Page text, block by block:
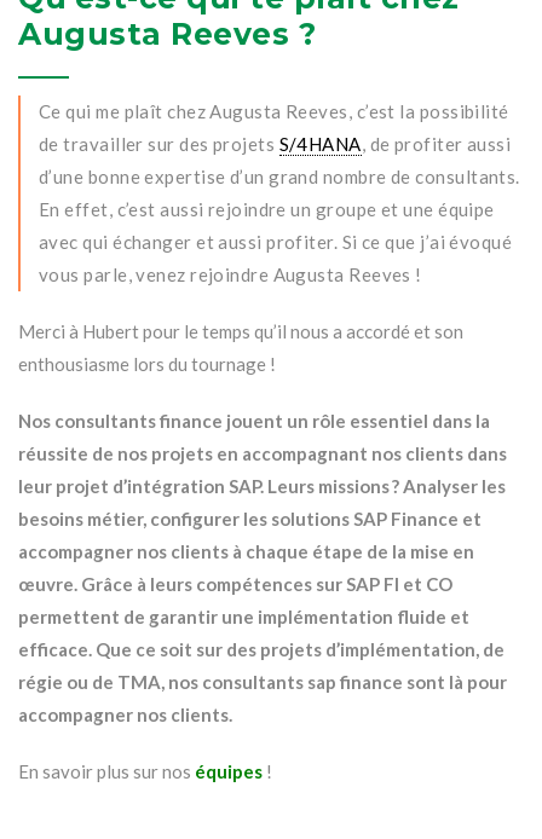
Augusta Reeves ?
Ce qui me plaît chez Augusta Reeves, c’est la possibilité
de travailler sur des projets S/4HANA, de profiter aussi
d’une bonne expertise d’un grand nombre de consultants.
En effet, c’est aussi rejoindre un groupe et une équipe
avec qui échanger et aussi profiter. Si ce que j’ai évoqué
vous parle, venez rejoindre Augusta Reeves !
Merci à Hubert pour le temps qu’il nous a accordé et son
enthousiasme lors du tournage !
Nos consultants finance jouent un rôle essentiel dans la
réussite de nos projets en accompagnant nos clients dans
leur projet d’intégration SAP. Leurs missions ? Analyser les
besoins métier, configurer les solutions SAP Finance et
accompagner nos clients à chaque étape de la mise en
œuvre. Grâce à leurs compétences sur SAP FI et CO
permettent de garantir une implémentation fluide et
efficace. Que ce soit sur des projets d’implémentation, de
régie ou de TMA, nos consultants sap finance sont là pour
accompagner nos clients.
En savoir plus sur nos équipes !